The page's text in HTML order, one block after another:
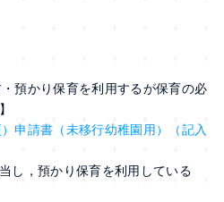
預かり保育を利用するが保育の必
申請書（未移行幼稚園用）
（記入
し，預かり保育を利用している